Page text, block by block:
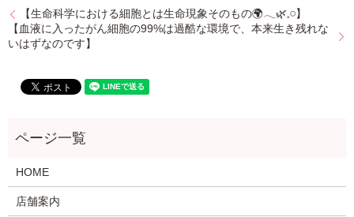
【生命科学における細胞とは生命現象そのもの🌍𓂃🌿𓈒𓏸】
【血液に入ったがん細胞の99%は過酷な環境で、本来生き残れな
いはずなのです】
HOME
店舗案内